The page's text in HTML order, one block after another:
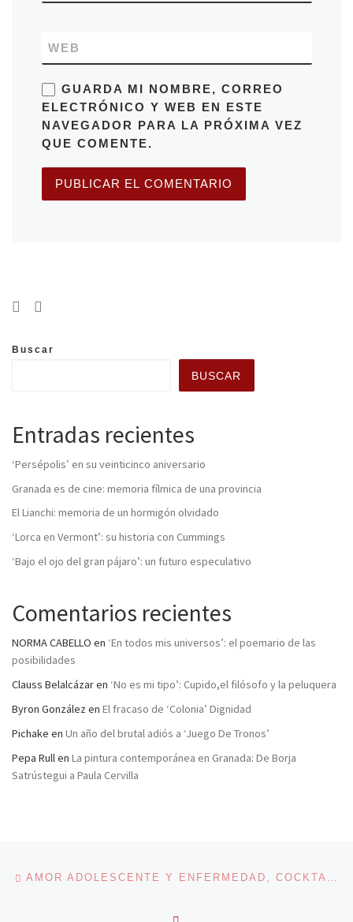
WEB
GUARDA MI NOMBRE, CORREO
ELECTRÓNICO Y WEB EN ESTE
NAVEGADOR PARA LA PRÓXIMA VEZ
QUE COMENTE.
Buscar
BUSCAR
Entradas recientes
‘Persépolis’ en su veinticinco aniversario
Granada es de cine: memoria fílmica de una provincia
El Lianchi: memoria de un hormigón olvidado
‘Lorca en Vermont’: su historia con Cummings
‘Bajo el ojo del gran pájaro’: un futuro especulativo
Comentarios recientes
NORMA CABELLO en ‘En todos mis universos’: el poemario de las
posibilidades
Clauss Belalcázaren ‘No es mi tipo’: Cupido,el filósofo y la peluquera
Byron González en El fracaso de ‘Colonia’ Dignidad
Pichake en Un año del brutal adiós a ‘Juego De Tronos’
Pepa Rullen La pintura contemporánea en Granada: De Borja
Satrústegui a Paula Cervilla
Navegación de entradas AMOR ADOLESCENTE Y ENFERMEDAD, COCKTAIL EXPLOSIVO